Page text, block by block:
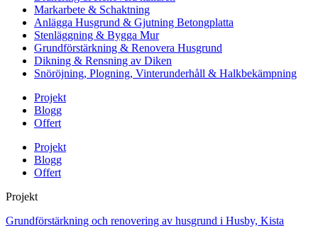
Markarbete & Schaktning
Anlägga Husgrund & Gjutning Betongplatta
Stenläggning & Bygga Mur
Grundförstärkning & Renovera Husgrund
Dikning & Rensning av Diken
Snöröjning, Plogning, Vinterunderhåll & Halkbekämpning
Projekt
Blogg
Offert
Projekt
Blogg
Offert
Projekt
Grundförstärkning och renovering av husgrund i Husby, Kista